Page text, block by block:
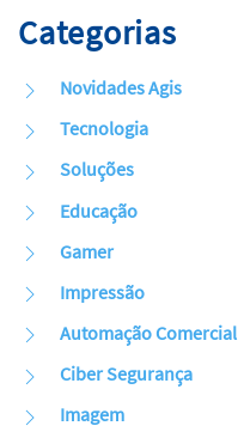
Categorias
Novidades Agis
Tecnologia
Soluções
Educação
Gamer
Impressão
Automação Comercial
Ciber Segurança
Imagem